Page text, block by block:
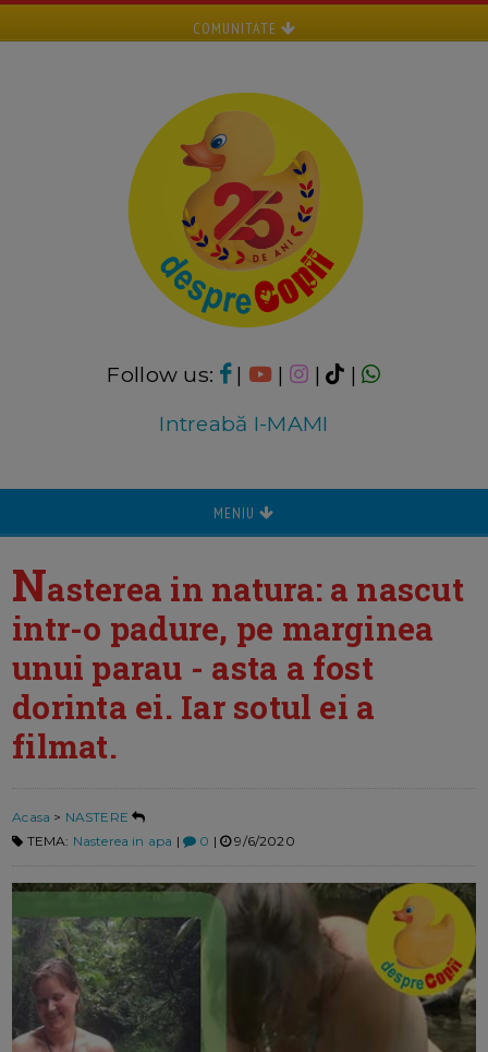
COMUNITATE
Follow us: | | |
|
Intreabă I-MAMI
MENIU
Nasterea in natura: a nascut
intr-o padure, pe marginea
unui parau - asta a fost
dorinta ei. Iar sotul ei a
filmat.
Acasa > NASTERE
TEMA: Nasterea in apa | 0 | 9/6/2020